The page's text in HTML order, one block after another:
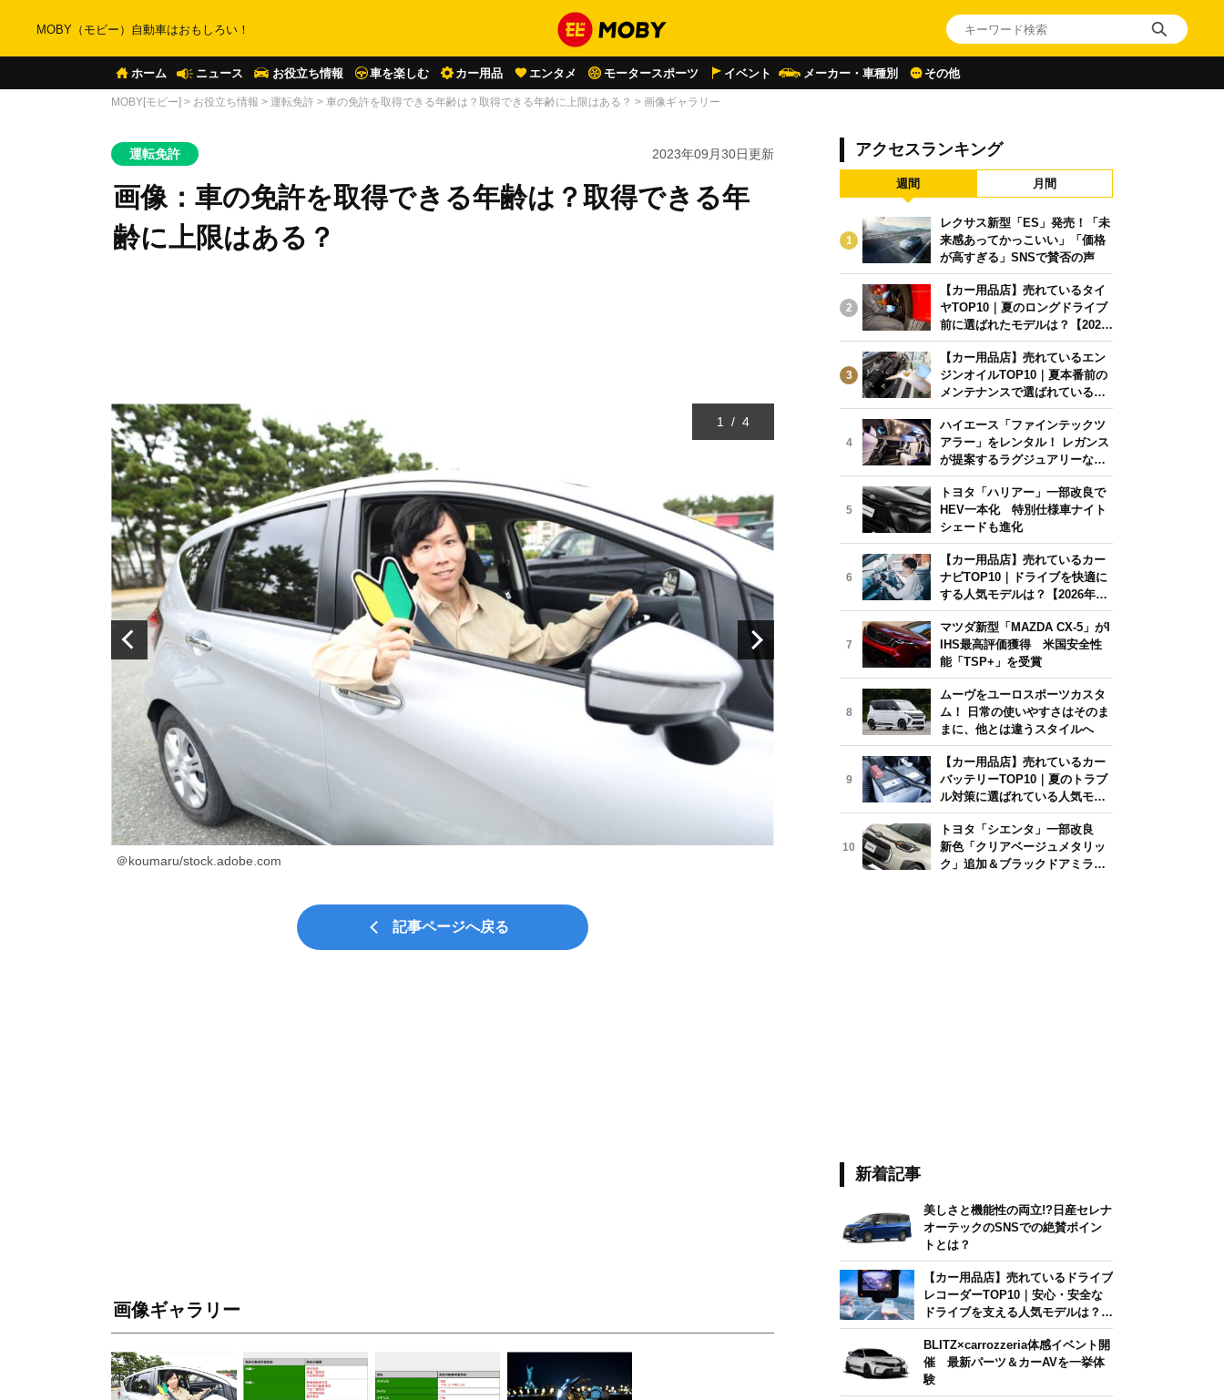
MOBY（モビー）自動車はおもしろい！
ホーム ニュース お役立ち情報 車を楽しむ カー用品 エンタメ モータースポーツ イベント メーカー・車種別 その他
MOBY[モビー] > お役立ち情報 > 運転免許 > 車の免許を取得できる年齢は？取得できる年齢に上限はある？ > 画像ギャラリー
運転免許 2023年09月30日更新
画像：車の免許を取得できる年齢は？取得できる年
齢に上限はある？
＠koumaru/stock.adobe.com
運転免許を取得できる年齢
1 / 4
記事ページへ戻る
画像ギャラリー
アクセスランキング
週間 月間
1
レクサス新型「ES」発売！「未
来感あってかっこいい」「価格
が高すぎる」SNSで賛否の声
2
【カー用品店】売れているタイ
ヤTOP10｜夏のロングドライブ
前に選ばれたモデルは？【2026
年6月版】
3
【カー用品店】売れているエン
ジンオイルTOP10｜夏本番前の
メンテナンスで選ばれている人
気モデルは？【2026年6月版】
4
ハイエース「ファインテックツ
アラー」をレンタル！ レガンス
が提案するラグジュアリーな移
動体験
5
トヨタ「ハリアー」一部改良で
HEV一本化 特別仕様車ナイト
シェードも進化
6
【カー用品店】売れているカー
ナビTOP10｜ドライブを快適に
する人気モデルは？【2026年6
月版】
7
マツダ新型「MAZDA CX-5」がI
IHS最高評価獲得 米国安全性
能「TSP+」を受賞
8
ムーヴをユーロスポーツカスタ
ム！ 日常の使いやすさはそのま
まに、他とは違うスタイルへ
9
【カー用品店】売れているカー
バッテリーTOP10｜夏のトラブ
ル対策に選ばれている人気モデ
ルは？【2026年6月版】
10
トヨタ「シエンタ」一部改良
新色「クリアベージュメタリッ
ク」追加＆ブラックドアミラー
新着記事
美しさと機能性の両立!?日産セレナ
オーテックのSNSでの絶賛ポイン
トとは？
【カー用品店】売れているドライブ
レコーダーTOP10｜安心・安全な
ドライブを支える人気モデルは？
【2026年6月版】
BLITZ×carrozzeria体感イベント開
催 最新パーツ＆カーAVを一挙体
験